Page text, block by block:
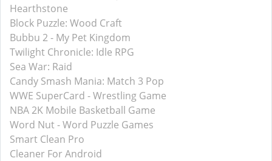
Hearthstone
Block Puzzle: Wood Craft
Bubbu 2 - My Pet Kingdom
Twilight Chronicle: Idle RPG
Sea War: Raid
Candy Smash Mania: Match 3 Pop
WWE SuperCard - Wrestling Game
NBA 2K Mobile Basketball Game
Word Nut - Word Puzzle Games
Smart Clean Pro
Cleaner For Android